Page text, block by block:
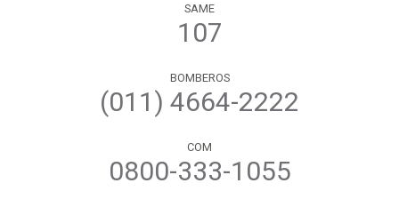
SAME
107
BOMBEROS
(011) 4664-2222
COM
0800-333-1055